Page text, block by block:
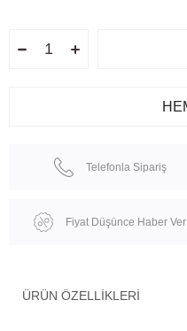
Telefonla Sipariş
Fiyat Düşünce Haber Ver
ÜRÜN ÖZELLIKLERI